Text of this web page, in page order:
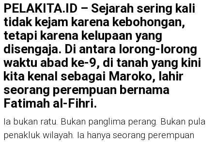
PELAKITA.ID – Sejarah sering kali
tidak kejam karena kebohongan,
tetapi karena kelupaan yang
disengaja. Di antara lorong-lorong
waktu abad ke-9, di tanah yang kini
kita kenal sebagai Maroko, lahir
seorang perempuan bernama
Fatimah al-Fihri.
Ia bukan ratu. Bukan panglima perang. Bukan pula
penakluk wilayah. Ia hanya seorang perempuan